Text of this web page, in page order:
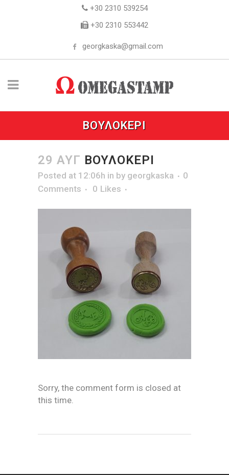
+30 2310 539254
+30 2310 553442
georgkaska@gmail.com
ΒΟΥΛΟΚΕΡΙ
29 ΑΥΓ ΒΟΥΛΟΚΕΡΙ
Posted at 12:06h in by georgkaska
0
Comments
0 Likes
Sorry, the comment form is closed at
this time.